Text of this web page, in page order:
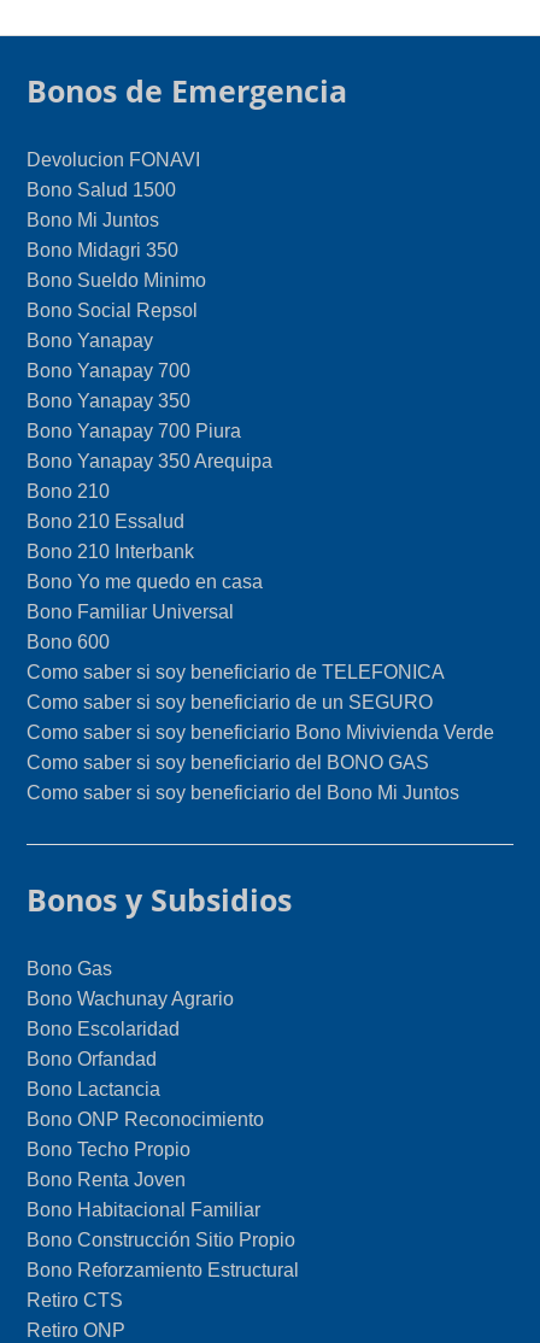
Bonos de Emergencia
Devolucion FONAVI
Bono Salud 1500
Bono Mi Juntos
Bono Midagri 350
Bono Sueldo Minimo
Bono Social Repsol
Bono Yanapay
Bono Yanapay 700
Bono Yanapay 350
Bono Yanapay 700 Piura
Bono Yanapay 350 Arequipa
Bono 210
Bono 210 Essalud
Bono 210 Interbank
Bono Yo me quedo en casa
Bono Familiar Universal
Bono 600
Como saber si soy beneficiario de TELEFONICA
Como saber si soy beneficiario de un SEGURO
Como saber si soy beneficiario Bono Mivivienda Verde
Como saber si soy beneficiario del BONO GAS
Como saber si soy beneficiario del Bono Mi Juntos
Bonos y Subsidios
Bono Gas
Bono Wachunay Agrario
Bono Escolaridad
Bono Orfandad
Bono Lactancia
Bono ONP Reconocimiento
Bono Techo Propio
Bono Renta Joven
Bono Habitacional Familiar
Bono Construcción Sitio Propio
Bono Reforzamiento Estructural
Retiro CTS
Retiro ONP